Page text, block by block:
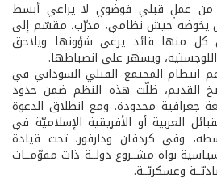
من عملٍ قبلي فوضوي لا يراعي أبسط
يخوضه جيش نظامي، مدرّب، مقسّم إلى
منها قائد يرعى شؤونها ويلاحق
واللوجستية، ويسهر على انضباطها.
انتظام المجتمع القبلي السوداني في
القديم، ظلّت هذه النظم ضمن حدود
جغرافية محدودة. ومع انطلاق الدعوة
العربية أو الأفريقية الإسلاميّة في
وفي كردفان ودارفور، تحت قيادة
نواة مشــروع دولــة ذات مقوّمــات
وعسكريّــة.